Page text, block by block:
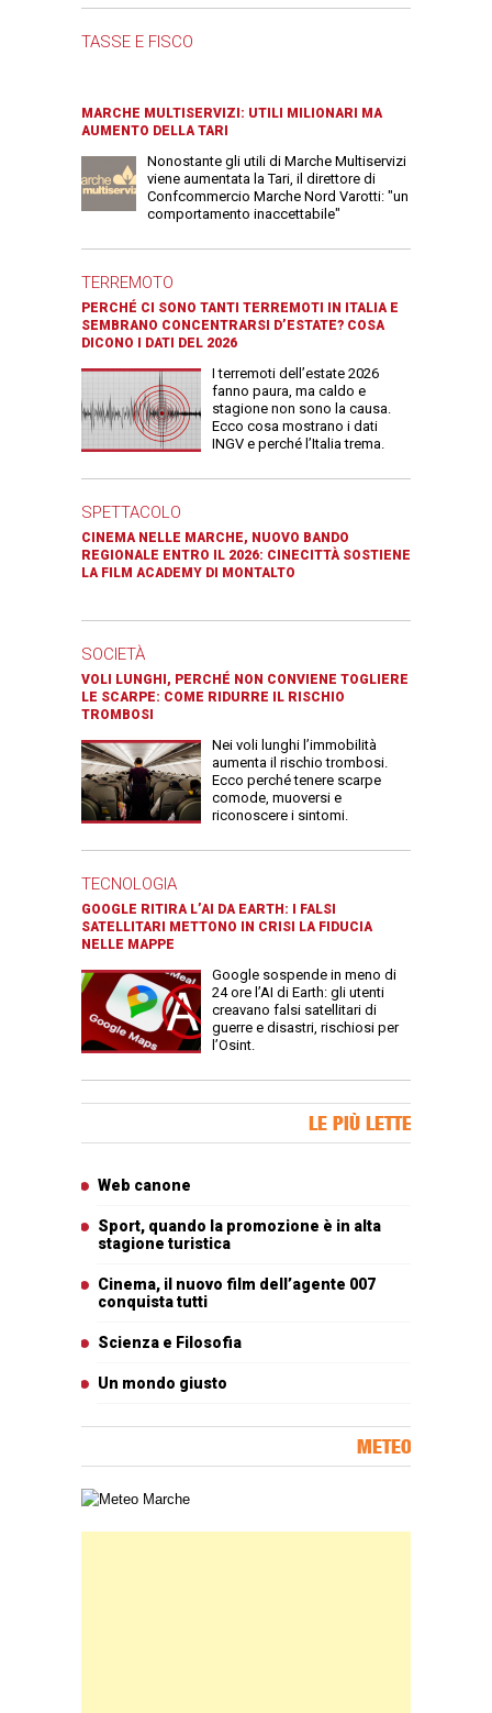
TASSE E FISCO
MARCHE MULTISERVIZI: UTILI MILIONARI MA
AUMENTO DELLA TARI
Nonostante gli utili di Marche Multiservizi
viene aumentata la Tari, il direttore di
Confcommercio Marche Nord Varotti: "un
comportamento inaccettabile"
TERREMOTO
PERCHÉ CI SONO TANTI TERREMOTI IN ITALIA E
SEMBRANO CONCENTRARSI D’ESTATE? COSA
DICONO I DATI DEL 2026
I terremoti dell’estate 2026
fanno paura, ma caldo e
stagione non sono la causa.
Ecco cosa mostrano i dati
INGV e perché l’Italia trema.
SPETTACOLO
CINEMA NELLE MARCHE, NUOVO BANDO
REGIONALE ENTRO IL 2026: CINECITTÀ SOSTIENE
LA FILM ACADEMY DI MONTALTO
SOCIETÀ
VOLI LUNGHI, PERCHÉ NON CONVIENE TOGLIERE
LE SCARPE: COME RIDURRE IL RISCHIO
TROMBOSI
Nei voli lunghi l’immobilità
aumenta il rischio trombosi.
Ecco perché tenere scarpe
comode, muoversi e
riconoscere i sintomi.
TECNOLOGIA
GOOGLE RITIRA L’AI DA EARTH: I FALSI
SATELLITARI METTONO IN CRISI LA FIDUCIA
NELLE MAPPE
Google sospende in meno di
24 ore l’AI di Earth: gli utenti
creavano falsi satellitari di
guerre e disastri, rischiosi per
l’Osint.
LE PIÙ LETTE
Web canone
Sport, quando la promozione è in alta
stagione turistica
Cinema, il nuovo film dell’agente 007
conquista tutti
Scienza e Filosofia
Un mondo giusto
METEO
Carta meteorologica delle Marche